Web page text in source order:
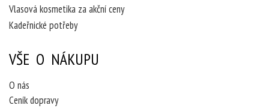
Vlasová kosmetika za akční ceny
Kadeřnické potřeby
VŠE O NÁKUPU
O nás
Ceník dopravy